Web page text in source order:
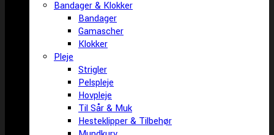
Bandager & Klokker
Bandager
Gamascher
Klokker
Pleje
Strigler
Pelspleje
Hovpleje
Til Sår & Muk
Hesteklipper & Tilbehør